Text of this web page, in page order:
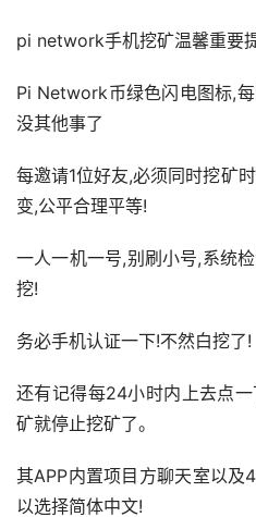
pi network手机挖矿温馨重要
Pi Network币绿色闪电图标,
没其他事了
每邀请1位好友,必须同时挖矿
变,公平合理平等!
一人一机一号,别刷小号,系统
挖!
务必手机认证一下!不然白挖了!
还有记得每24小时内上去点
矿就停止挖矿了。
其APP内置项目方聊天室以
以选择简体中文!